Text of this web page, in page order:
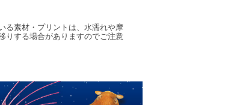
る素材・プリントは、水濡れや摩
りする場合がありますのでご注意